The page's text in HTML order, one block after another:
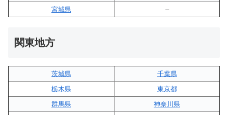
宮城県
–
関東地方
茨城県
千葉県
栃木県
東京都
群馬県
神奈川県